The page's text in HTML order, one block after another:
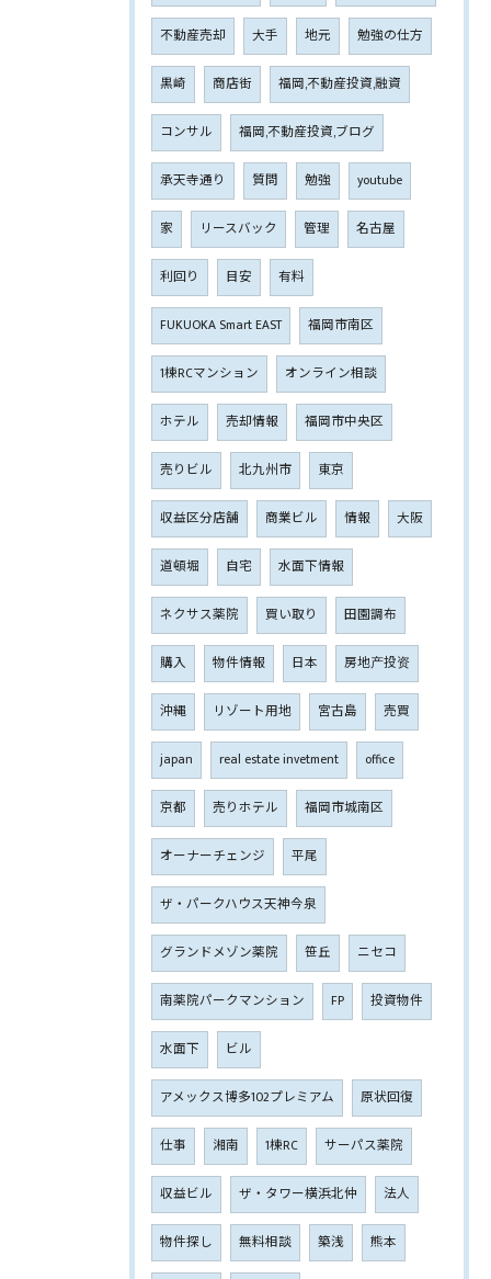
不動産売却 大手 地元 勉強の仕方
黒崎 商店街 福岡,不動産投資,融資
コンサル 福岡,不動産投資,ブログ
承天寺通り 質問 勉強 youtube
家 リースバック 管理 名古屋
利回り 目安 有料
FUKUOKA Smart EAST 福岡市南区
1棟RCマンション オンライン相談
ホテル 売却情報 福岡市中央区
売りビル 北九州市 東京
収益区分店舗 商業ビル 情報 大阪
道頓堀 自宅 水面下情報
ネクサス薬院 買い取り 田園調布
購入 物件情報 日本 房地产投资
沖縄 リゾート用地 宮古島 売買
japan real estate invetment office
京都 売りホテル 福岡市城南区
オーナーチェンジ 平尾
ザ・パークハウス天神今泉
グランドメゾン薬院 笹丘 ニセコ
南薬院パークマンション FP 投資物件
水面下 ビル
アメックス博多102プレミアム 原状回復
仕事 湘南 1棟RC サーパス薬院
収益ビル ザ・タワー横浜北仲 法人
物件探し 無料相談 築浅 熊本